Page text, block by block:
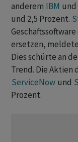
anderem IBM ​und
und 2,5 Prozent.
ersetzen,
Dies schürte an
Trend. Die Aktien
ServiceNow ​und ​
⁠Prozent.